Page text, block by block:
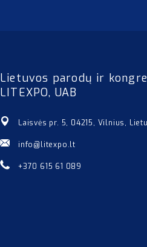
Lietuvos parodų ir
LITEXPO, UAB
Laisvės pr. 5, 04215, Vilnius,
info@litexpo.lt
+370 615 61 089